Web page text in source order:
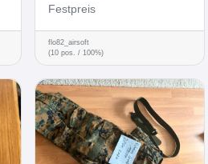
Festpreis
flo82_airsoft
(10 pos. / 100%)